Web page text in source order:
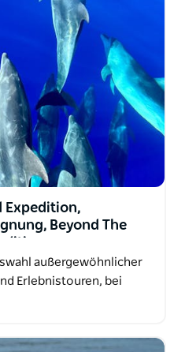
auf Lord Howe
Expedition,
Beyond The
außergewöhnlicher
Erlebnistouren, bei